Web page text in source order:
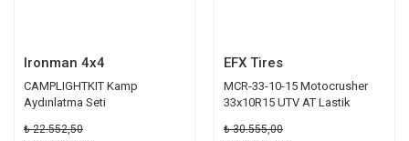
Ironman 4x4
CAMPLIGHTKIT Kamp
Aydınlatma Seti
₺ 22.552,50
EFX Tires
MCR-33-10-15 Motocrusher
33x10R15 UTV AT Lastik
₺ 30.555,00